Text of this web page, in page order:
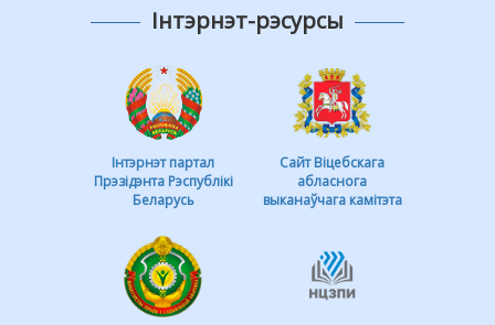
Інтэрнэт-рэсурсы
Інтэрнэт партал
Прэзідэнта Рэспублікі
Беларусь
Сайт Віцебскага
абласнога
выканаўчага камітэта